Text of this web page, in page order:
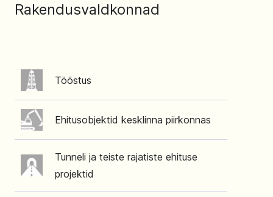
Rakendusvaldkonnad
Tööstus
Ehitusobjektid kesklinna piirkonnas
Tunneli ja teiste rajatiste ehituse
projektid